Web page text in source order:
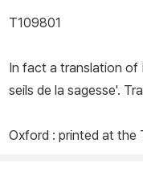
T109801
In fact a translation of
seils de la sagesse'.
Oxford : printed at the